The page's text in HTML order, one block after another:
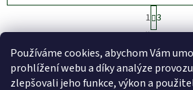
Používáme cookies, abychom Vám
prohlížení webu a díky analýze
zlepšovali jeho funkce, výkon a
O
l
á
d
t
r
á
n
k
o
1 3
29položek celkem
NAHORU